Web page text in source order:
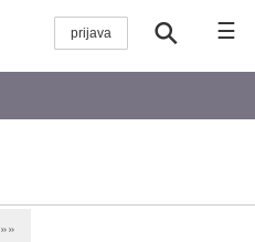
☰
»»